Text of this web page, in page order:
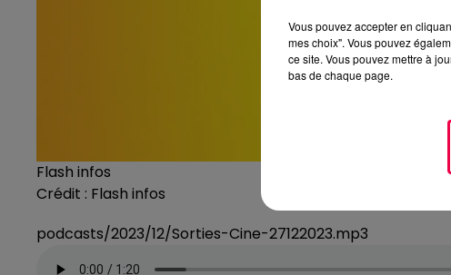
Flash infos
Crédit : Flash infos
podcasts/2023/12/Sorties-Cine-27122023.mp3
Vous pouvez accepter en
mes choix". Vous pouvez
ce site. Vous pouvez mettre à
bas de chaque page.